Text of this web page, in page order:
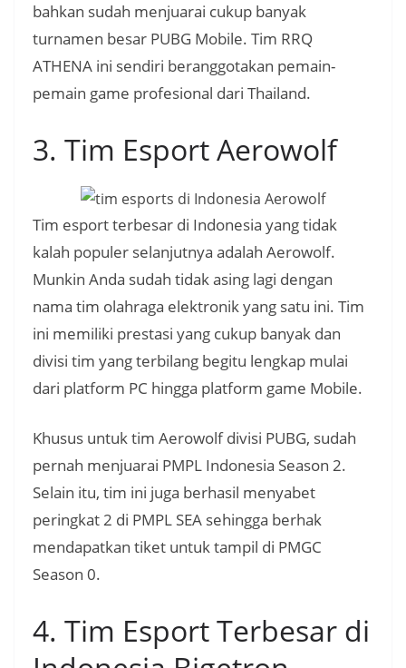
bahkan sudah menjuarai cukup banyak
turnamen besar PUBG Mobile. Tim RRQ
ATHENA ini sendiri beranggotakan pemain-
pemain game profesional dari Thailand.
3. Tim Esport Aerowolf
Tim esport terbesar di Indonesia yang tidak
kalah populer selanjutnya adalah Aerowolf.
Munkin Anda sudah tidak asing lagi dengan
nama tim olahraga elektronik yang satu ini. Tim
ini memiliki prestasi yang cukup banyak dan
divisi tim yang terbilang begitu lengkap mulai
dari platform PC hingga platform game Mobile.
Khusus untuk tim Aerowolf divisi PUBG, sudah
pernah menjuarai PMPL Indonesia Season 2.
Selain itu, tim ini juga berhasil menyabet
peringkat 2 di PMPL SEA sehingga berhak
mendapatkan tiket untuk tampil di PMGC
Season 0.
4. Tim Esport Terbesar di